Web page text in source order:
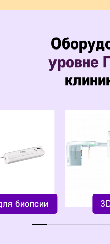
уровне
биопсии